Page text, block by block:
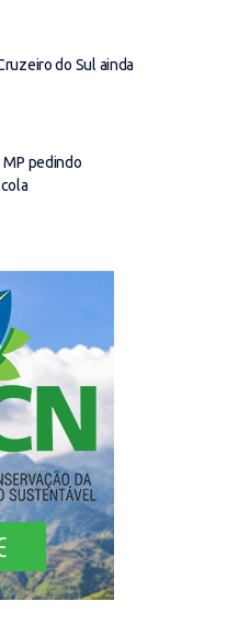
do Sul ainda
MP pedindo